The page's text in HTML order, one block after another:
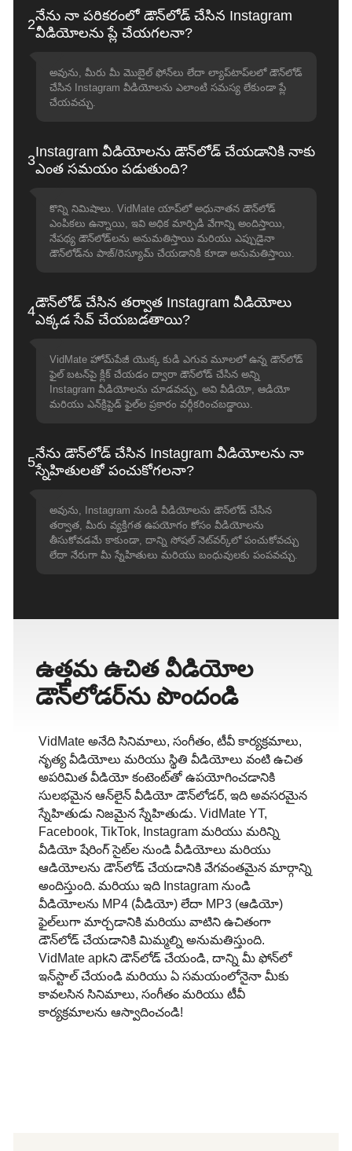
2
నేను నా పరికరంలో డౌన్‌లోడ్ చేసిన Instagram
వీడియోలను ప్లే చేయగలనా?
అవును, మీరు మీ మొబైల్ ఫోన్‌లు లేదా ల్యాప్‌టాప్‌లలో డౌన్‌లోడ్
చేసిన Instagram వీడియోలను ఎలాంటి సమస్య లేకుండా ప్లే
చేయవచ్చు.
3
Instagram వీడియోలను డౌన్‌లోడ్ చేయడానికి నాకు
ఎంత సమయం పడుతుంది?
కొన్ని నిమిషాలు. VidMate యాప్‌లో అధునాతన డౌన్‌లోడ్
ఎంపికలు ఉన్నాయి, ఇవి అధిక మార్పిడి వేగాన్ని అందిస్తాయి,
నేపథ్య డౌన్‌లోడ్‌లను అనుమతిస్తాయి మరియు ఎప్పుడైనా
డౌన్‌లోడ్‌ను పాజ్/రెస్యూమ్ చేయడానికి కూడా అనుమతిస్తాయి.
4
డౌన్‌లోడ్ చేసిన తర్వాత Instagram వీడియోలు
ఎక్కడ సేవ్ చేయబడతాయి?
VidMate హోమ్‌పేజీ యొక్క కుడి ఎగువ మూలలో ఉన్న డౌన్‌లోడ్
ఫైల్ బటన్‌పై క్లిక్ చేయడం ద్వారా డౌన్‌లోడ్ చేసిన అన్ని
Instagram వీడియోలను చూడవచ్చు, అవి వీడియో, ఆడియో
మరియు ఎన్‌క్రిప్టెడ్ ఫైల్‌ల ప్రకారం వర్గీకరించబడ్డాయి.
5
నేను డౌన్‌లోడ్ చేసిన Instagram వీడియోలను నా
స్నేహితులతో పంచుకోగలనా?
అవును, Instagram నుండి వీడియోలను డౌన్‌లోడ్ చేసిన
తర్వాత, మీరు వ్యక్తిగత ఉపయోగం కోసం వీడియోలను
తీసుకోవడమే కాకుండా, దాన్ని సోషల్ నెట్‌వర్క్‌లో పంచుకోవచ్చు
లేదా నేరుగా మీ స్నేహితులు మరియు బంధువులకు పంపవచ్చు.
ఉత్తమ ఉచిత వీడియోల
డౌన్‌లోడర్‌ను పొందండి
VidMate అనేది సినిమాలు, సంగీతం, టీవీ కార్యక్రమాలు,
నృత్య వీడియోలు మరియు స్థితి వీడియోలు వంటి ఉచిత
అపరిమిత వీడియో కంటెంట్‌తో ఉపయోగించడానికి
సులభమైన ఆన్‌లైన్ వీడియో డౌన్‌లోడర్, ఇది అవసరమైన
స్నేహితుడు నిజమైన స్నేహితుడు. VidMate YT,
Facebook, TikTok, Instagram మరియు మరిన్ని
వీడియో షేరింగ్ సైట్‌ల నుండి వీడియోలు మరియు
ఆడియోలను డౌన్‌లోడ్ చేయడానికి వేగవంతమైన మార్గాన్ని
అందిస్తుంది. మరియు ఇది Instagram నుండి
వీడియోలను MP4 (వీడియో) లేదా MP3 (ఆడియో)
ఫైల్‌లుగా మార్చడానికి మరియు వాటిని ఉచితంగా
డౌన్‌లోడ్ చేయడానికి మిమ్మల్ని అనుమతిస్తుంది.
VidMate apkని డౌన్‌లోడ్ చేయండి, దాన్ని మీ ఫోన్‌లో
ఇన్‌స్టాల్ చేయండి మరియు ఏ సమయంలోనైనా మీకు
కావలసిన సినిమాలు, సంగీతం మరియు టీవీ
కార్యక్రమాలను ఆస్వాదించండి!